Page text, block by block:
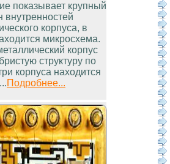
показывает крупный
внутренностей
корпуса, в
микросхема.
корпус
структуру по
корпуса находится
Подробнее...